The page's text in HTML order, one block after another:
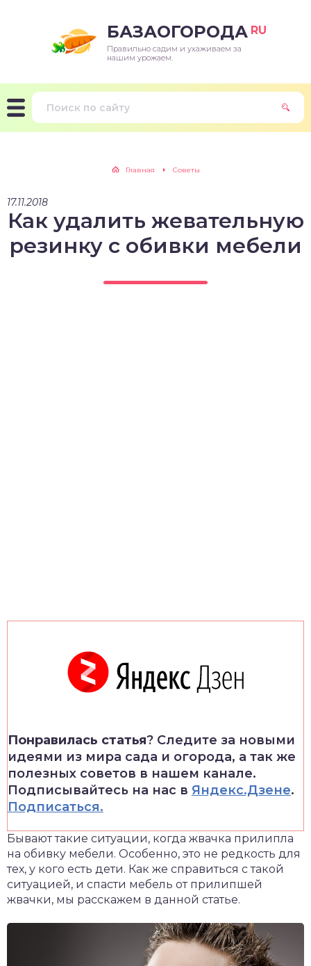
БАЗАОГОРОДА RU
Правильно садим и ухаживаем за
нашим урожаем.
Главная Советы
17.11.2018
Как удалить жевательную
резинку с обивки мебели
Понравилась статья? Следите за новыми
идеями из мира сада и огорода, а так же
полезных советов в нашем канале.
Подписывайтесь на нас в Яндекс.Дзене.
Подписаться.
Бывают такие ситуации, когда жвачка прилипла
на обивку мебели. Особенно, это не редкость для
тех, у кого есть дети. Как же справиться с такой
ситуацией, и спасти мебель от прилипшей
жвачки, мы расскажем в данной статье.